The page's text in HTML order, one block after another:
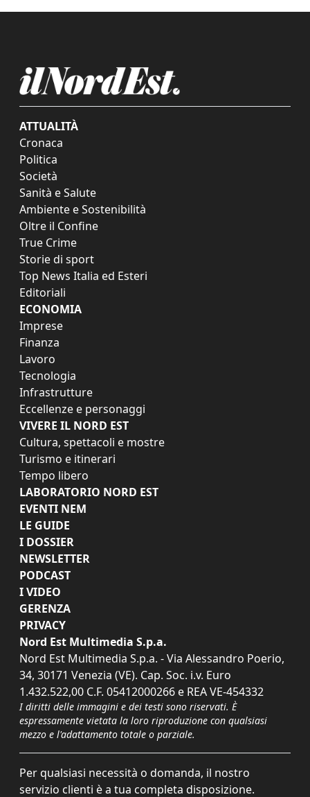
ATTUALITÀ
Cronaca
Politica
Società
Sanità e Salute
Ambiente e Sostenibilità
Oltre il Confine
True Crime
Storie di sport
Top News Italia ed Esteri
Editoriali
ECONOMIA
Imprese
Finanza
Lavoro
Tecnologia
Infrastrutture
Eccellenze e personaggi
VIVERE IL NORD EST
Cultura, spettacoli e mostre
Turismo e itinerari
Tempo libero
LABORATORIO NORD EST
EVENTI NEM
LE GUIDE
I DOSSIER
NEWSLETTER
PODCAST
I VIDEO
GERENZA
PRIVACY
Nord Est Multimedia S.p.a.
Nord Est Multimedia S.p.a. - Via Alessandro Poerio,
34, 30171 Venezia (VE). Cap. Soc. i.v. Euro
1.432.522,00 C.F. 05412000266 e REA VE-454332
I diritti delle immagini e dei testi sono riservati. È
espressamente vietata la loro riproduzione con qualsiasi
mezzo e l'adattamento totale o parziale.
Per qualsiasi necessità o domanda, il nostro
servizio clienti è a tua completa disposizione.